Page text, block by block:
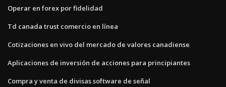
Operar en forex por fidelidad
Td canada trust comercio en línea
Cotizaciones en vivo del mercado de valores canadiense
Aplicaciones de inversión de acciones para principiantes
Compra y venta de divisas software de señal